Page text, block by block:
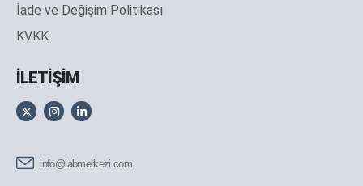
İade ve Değişim Politikası
KVKK
İLETİŞİM
info@labmerkezi.com